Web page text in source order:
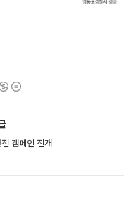
캠페인 전개